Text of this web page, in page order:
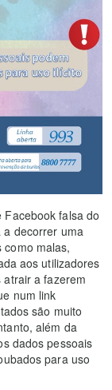
Facebook falsa do
a decorrer uma
malas,
aos utilizadores
a fazerem
num link
são muito
além da
dados pessoais
para uso